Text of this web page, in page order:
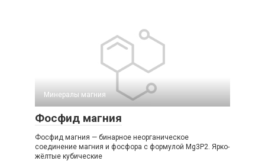
Минералы магния‎
Фосфид магния
Фосфид магния — бинарное неорганическое
соединение магния и фосфора с формулой Mg3P2. Ярко-
жёлтые кубические